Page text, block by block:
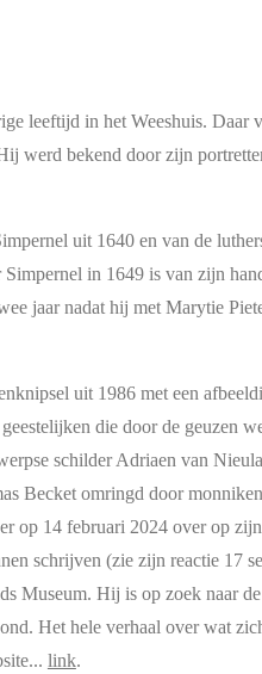
leeftijd in het Weeshuis. Daar
werd bekend door zijn
uit 1640 en van de
in 1649 is van zijn
jaar nadat hij met Marytie
uit 1986 met een
die door de geuzen
schilder Adriaen van
Becket omringd door
op 14 februari 2024 over op
schrijven (zie zijn reactie 17
Museum. Hij is op zoek naar
Het hele verhaal over wat
link.